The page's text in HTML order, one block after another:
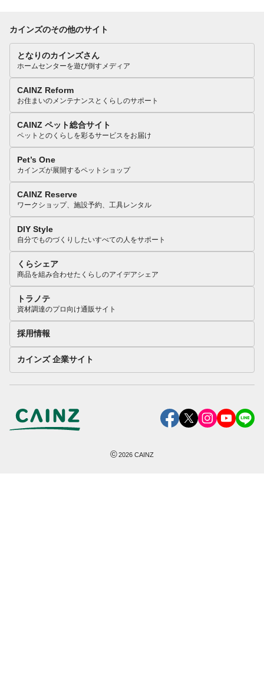
カインズのその他のサイト
となりのカインズさん
ホームセンターを遊び倒すメディア
CAINZ Reform
お住まいのメンテナンスとくらしのサポート
CAINZ ペット総合サイト
ペットとのくらしを彩るサービスをお届け
Pet’s One
カインズが展開するペットショップ
CAINZ Reserve
ワークショップ、施設予約、工具レンタル
DIY Style
自分でものづくりしたいすべての人をサポート
くらシェア
商品を組み合わせたくらしのアイデアシェア
トラノテ
資材調達のプロ向け通販サイト
採用情報
カインズ 企業サイト
©2026 CAINZ